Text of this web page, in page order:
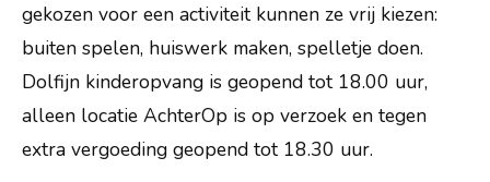
gekozen voor een activiteit kunnen ze vrij kiezen:
buiten spelen, huiswerk maken, spelletje doen.
Dolfijn kinderopvang is geopend tot 18.00 uur,
alleen locatie AchterOp is op verzoek en tegen
extra vergoeding geopend tot 18.30 uur.